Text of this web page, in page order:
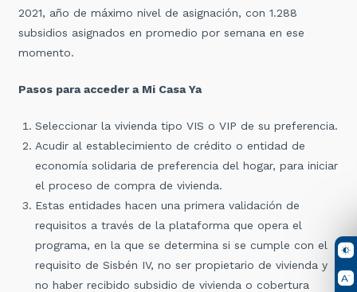
2021, año de máximo nivel de asignación, con 1.288
subsidios asignados en promedio por semana en ese
momento.
Pasos para acceder a Mi Casa Ya
Seleccionar la vivienda tipo VIS o VIP de su preferencia.
Acudir al establecimiento de crédito o entidad de
economía solidaria de preferencia del hogar, para iniciar
el proceso de compra de vivienda.
Estas entidades hacen una primera validación de
requisitos a través de la plataforma que opera el
programa, en la que se determina si se cumple con el
requisito de Sisbén IV, no ser propietario de vivienda y
no haber recibido subsidio de vivienda o cobertura